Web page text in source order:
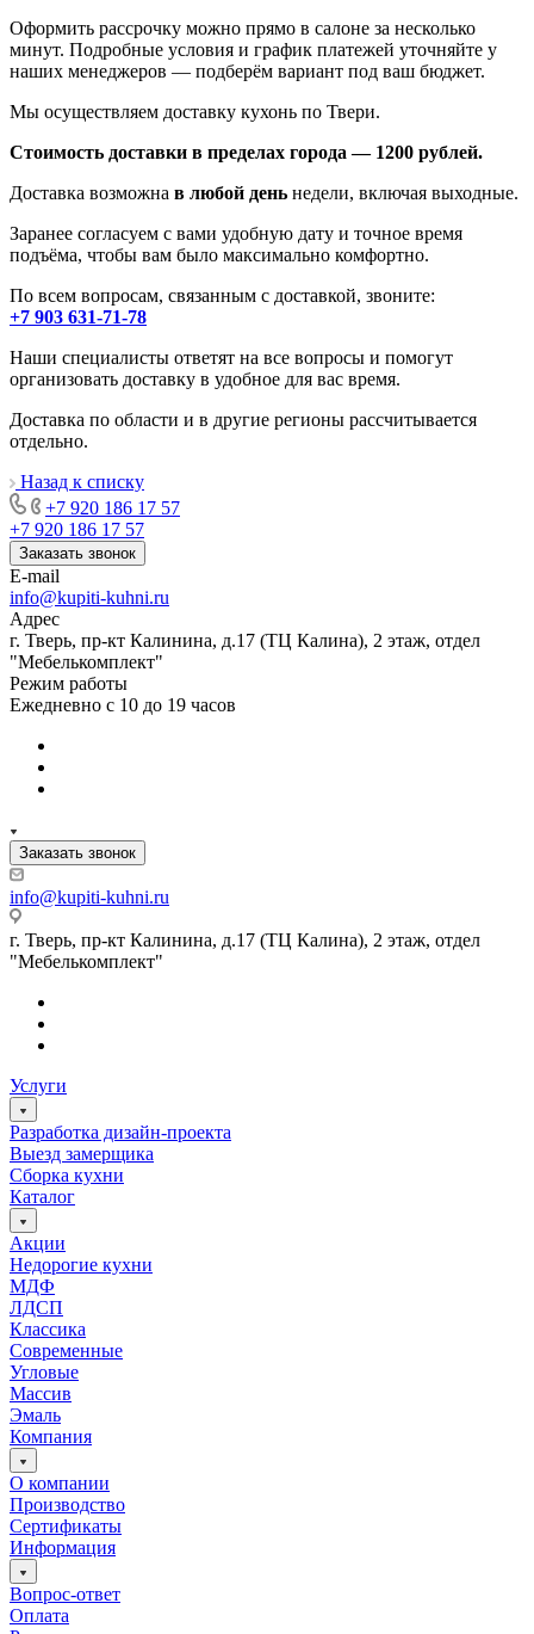
Оформить рассрочку можно прямо в салоне за несколько
минут. Подробные условия и график платежей уточняйте у
наших менеджеров — подберём вариант под ваш бюджет.
Мы осуществляем доставку кухонь по Твери.
Стоимость доставки в пределах города — 1200 рублей.
Доставка возможна в любой день недели, включая выходные.
Заранее согласуем с вами удобную дату и точное время
подъёма, чтобы вам было максимально комфортно.
По всем вопросам, связанным с доставкой, звоните:
+7 903 631-71-78
Наши специалисты ответят на все вопросы и помогут
организовать доставку в удобное для вас время.
Доставка по области и в другие регионы рассчитывается
отдельно.
Назад к списку
+7 920 186 17 57
+7 920 186 17 57
Заказать звонок
E-mail
info@kupiti-kuhni.ru
Адрес
г. Тверь, пр-кт Калинина, д.17 (ТЦ Калина), 2 этаж, отдел
"Мебелькомплект"
Режим работы
Ежедневно с 10 до 19 часов
Заказать звонок
info@kupiti-kuhni.ru
г. Тверь, пр-кт Калинина, д.17 (ТЦ Калина), 2 этаж, отдел
"Мебелькомплект"
Услуги
Разработка дизайн-проекта
Выезд замерщика
Сборка кухни
Каталог
Акции
Недорогие кухни
МДФ
ЛДСП
Классика
Современные
Угловые
Массив
Эмаль
Компания
О компании
Производство
Сертификаты
Информация
Вопрос-ответ
Оплата